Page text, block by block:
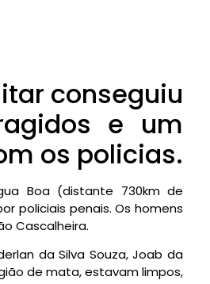
conseguiu
e um
os policias.
Boa (distante 730km de
policiais penais. Os homens
Cascalheira.
da Silva Souza, Joab da
de mata, estavam limpos,